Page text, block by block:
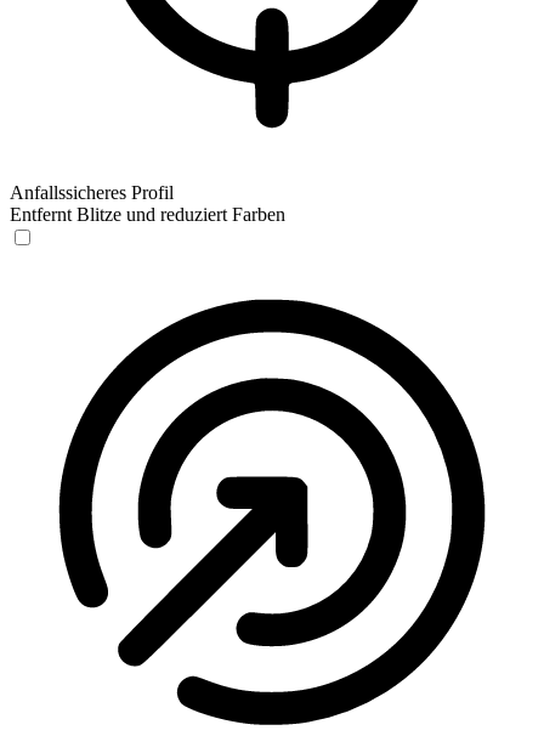
Anfallssicheres Profil
Entfernt Blitze und reduziert Farben